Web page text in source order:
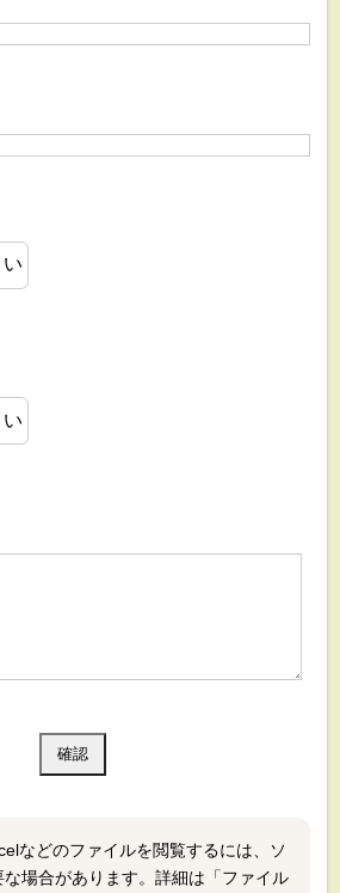
などのファイルを閲覧するには、ソ
場合があります。詳細は「ファイル